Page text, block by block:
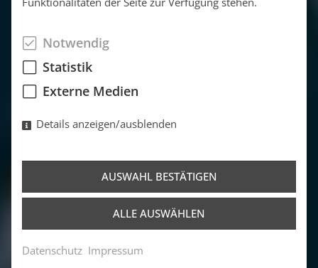
Notwendig
Statistik
Externe Medien
Details anzeigen/ausblenden
AUSWAHL BESTÄTIGEN
ALLE AUSWÄHLEN
Datenschutz Impressum